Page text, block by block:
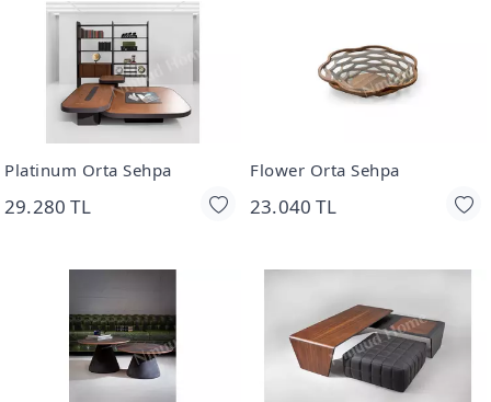
Platinum Orta Sehpa
29.280 TL
Flower Orta Sehpa
23.040 TL